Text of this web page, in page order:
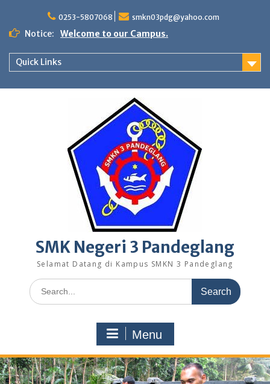
content
0253-5807068 smkn03pdg@yahoo.com
Notice: Welcome to our Campus.
Quick Links
SMK Negeri 3 Pandeglang
Selamat Datang di Kampus SMKN 3 Pandeglang
Search
for:
Menu